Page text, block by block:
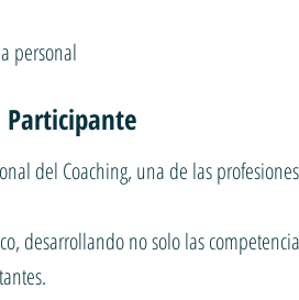
personal
del Coaching, una de las
desarrollando no solo las